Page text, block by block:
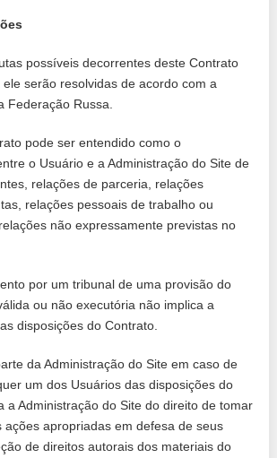
possíveis decorrentes deste Contrato
serão resolvidas de acordo com a
Federação Russa.
pode ser entendido como o
o Usuário e a Administração do Site de
relações de parceria, relações
relações pessoais de trabalho ou
não expressamente previstas no
por um tribunal de uma provisão do
ou não executória não implica a
disposições do Contrato.
da Administração do Site em caso de
um dos Usuários das disposições do
a Administração do Site do direito de tomar
ações apropriadas em defesa de seus
de direitos autorais dos materiais do